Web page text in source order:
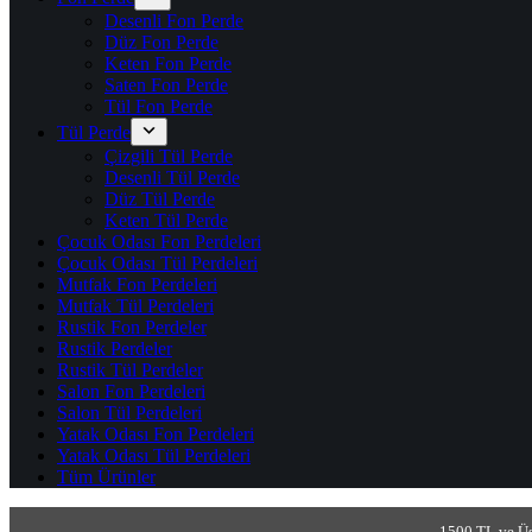
Desenli Fon Perde
Düz Fon Perde
Keten Fon Perde
Saten Fon Perde
Tül Fon Perde
Tül Perde
Çizgili Tül Perde
Desenli Tül Perde
Düz Tül Perde
Keten Tül Perde
Çocuk Odası Fon Perdeleri
Çocuk Odası Tül Perdeleri
Mutfak Fon Perdeleri
Mutfak Tül Perdeleri
Rustik Fon Perdeler
Rustik Perdeler
Rustik Tül Perdeler
Salon Fon Perdeleri
Salon Tül Perdeleri
Yatak Odası Fon Perdeleri
Yatak Odası Tül Perdeleri
Tüm Ürünler